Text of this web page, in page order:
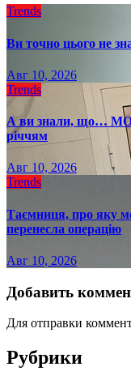
Trends
Ви точно цього не
Авг 10, 2026
Trends
А ви знали, що…
річчям
Авг 10, 2026
Trends
Таємниця, про яку
перенесла операцію
Авг 10, 2026
Добавить
Для отправки
Рубрики